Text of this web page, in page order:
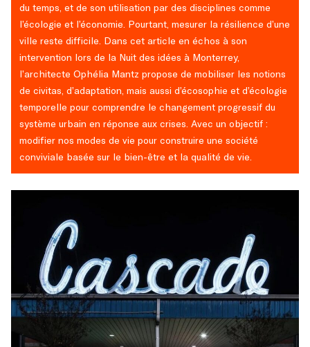
du temps, et de son utilisation par des disciplines comme
l’écologie et l’économie. Pourtant, mesurer la résilience d’une
ville reste difficile. Dans cet article en échos à son
intervention lors de la Nuit des idées à Monterrey,
l’architecte Ophélia Mantz propose de mobiliser les notions
de civitas, d’adaptation, mais aussi d’écosophie et d’écologie
temporelle pour comprendre le changement progressif du
système urbain en réponse aux crises. Avec un objectif :
modifier nos modes de vie pour construire une société
conviviale basée sur le bien-être et la qualité de vie.